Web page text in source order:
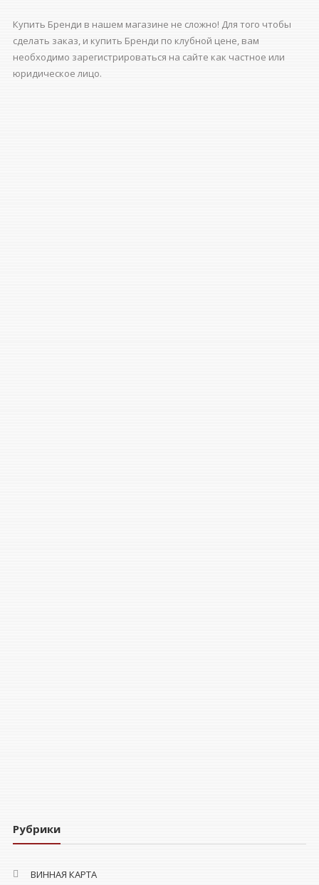
Купить Бренди в нашем магазине не сложно! Для того чтобы
сделать заказ, и купить Бренди по клубной цене, вам
необходимо зарегистрироваться на сайте как частное или
юридическое лицо.
Рубрики
ВИННАЯ КАРТА